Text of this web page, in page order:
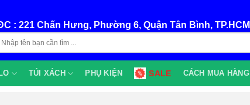
: 221 Chấn Hưng, Phường 6, Quận Tân Bình, TP.HCM
TÚI XÁCH PHỤ KIỆN SALE CÁCH MUA HÀNG